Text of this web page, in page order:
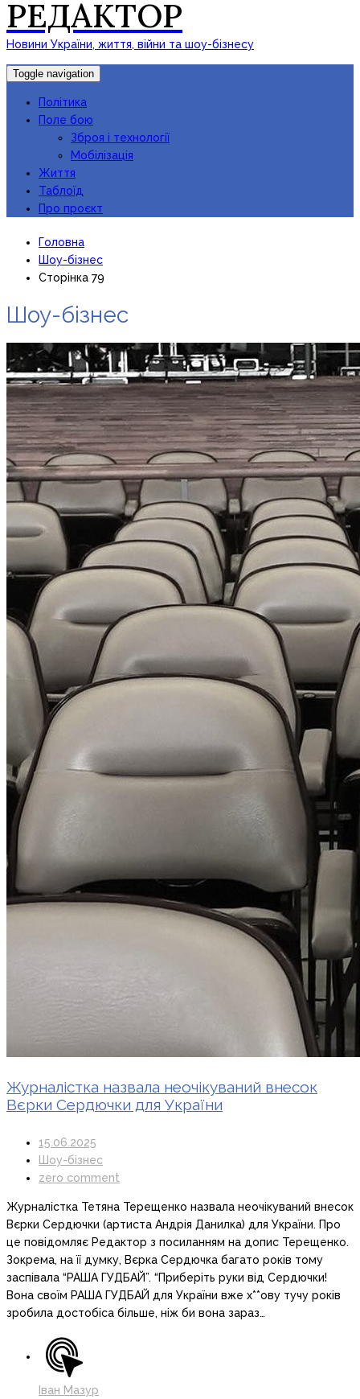
РЕДАКТОР
Новини України, життя, війни та шоу-бізнесу
Toggle navigation
Політика
Поле бою
Зброя і технології
Мобілізація
Життя
Таблоїд
Про проєкт
Головна
Шоу-бізнес
Сторінка 79
Шоу-бізнес
Журналістка назвала неочікуваний внесок
Вєрки Сердючки для України
15.06.2025
Шоу-бізнес
zero comment
Журналістка Тетяна Терещенко назвала неочікуваний внесок
Вєрки Сердючки (артиста Андрія Данилка) для України. Про
це повідомляє Редактор з посиланням на допис Терещенко.
Зокрема, на її думку, Вєрка Сердючка багато років тому
заспівала “РАША ГУДБАЙ”. “Приберіть руки від Сердючки!
Вона своїм РАША ГУДБАЙ для України вже х**ову тучу років
зробила достобіса більше, ніж би вона зараз…
Іван Мазур